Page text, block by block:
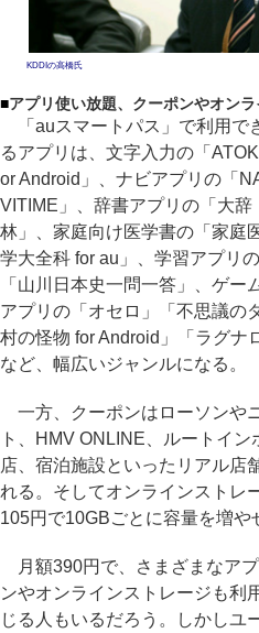
KDDIの高橋氏
■アプリ使い放題、クーポンやオン
「auスマートパス」で利用で
るアプリは、文字入力の「
or Android」、ナビアプリの「
VITIME」、辞書アプリの「大辞
林」、家庭向け医学書の「家庭
学大全科 for au」、学習アプリの
「山川日本史一問一答」、ゲー
アプリの「オセロ」「不思議の
村の怪物 for Android」「ラグナ
など、幅広いジャンルになる。
一方、クーポンはローソンや
ト、HMV ONLINE、ルートイ
店、宿泊施設といったリアル店
れる。そしてオンラインストレ
105円で10GBごとに容量を増や
月額390円で、さまざまなア
ンやオンラインストレージも利
じる人もいるだろう。しかしユ